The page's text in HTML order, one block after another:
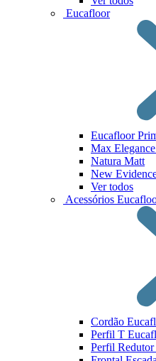
Eucafloor
Eucafloor
Max
Natura Matt
New
Ver todos
Acessórios
Cordão
Perfil T
Perfil